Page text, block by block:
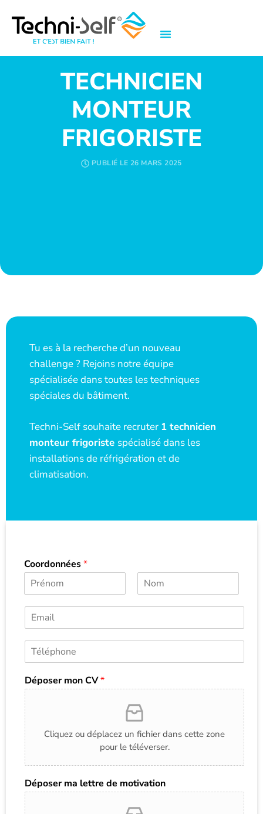
TECHNICIEN
MONTEUR
FRIGORISTE
PUBLIÉ LE 26 MARS 2025
Tu es à la recherche d’un nouveau
challenge ? Rejoins notre équipe
spécialisée dans toutes les techniques
spéciales du bâtiment.
Techni-Self souhaite recruter 1 technicien
monteur frigoriste spécialisé dans les
installations de réfrigération et de
climatisation.
Coordonnées*
r
n
o
m
é
p
h
o
n
e
*
Déposer mon CV*
Cliquez ou déplacez un fichier dans cette zone
pour le téléverser.
Déposer ma lettre de motivation